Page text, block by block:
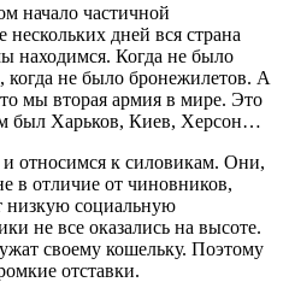
начало частичной
нескольких дней вся страна
находимся. Когда не было
когда не было бронежилетов. А
мы вторая армия в мире. Это
был Харьков, Киев, Херсон…
относимся к силовикам. Они,
в отличие от чиновников,
низкую социальную
не все оказались на высоте.
своему кошельку. Поэтому
отставки.